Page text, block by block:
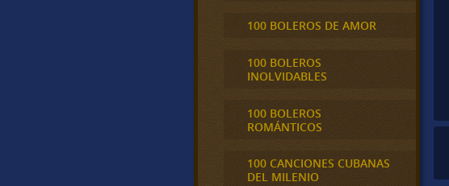
100 BOLEROS DE AMOR
100 BOLEROS
INOLVIDABLES
100 BOLEROS
ROMÁNTICOS
100 CANCIONES CUBANAS
DEL MILENIO